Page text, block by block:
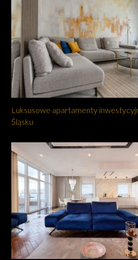
Luksusowe apartamenty
Śląsku